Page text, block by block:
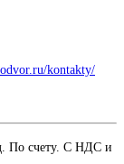
kontakty/
По счету. С НДС и